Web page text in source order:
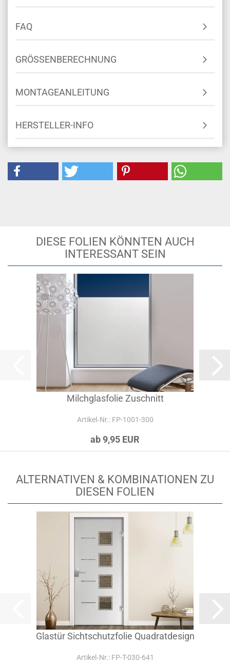
FAQ
GRÖSSENBERECHNUNG
MONTAGEANLEITUNG
HERSTELLER-INFO
DIESE FOLIEN KÖNNTEN AUCH
INTERESSANT SEIN
Milchglasfolie Zuschnitt
Artikel‑Nr.: FP-1001-300
ab 9,95 EUR
ALTERNATIVEN & KOMBINATIONEN ZU
DIESEN FOLIEN
Glastür Sichtschutzfolie Quadratdesign
Artikel‑Nr.: FP-T-030-641